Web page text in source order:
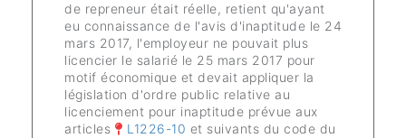
de repreneur était réelle, retient qu'ayant
eu connaissance de l'avis d'inaptitude le 24
mars 2017, l'employeur ne pouvait plus
licencier le salarié le 25 mars 2017 pour
motif économique et devait appliquer la
législation d'ordre public relative au
licenciement pour inaptitude prévue aux
articles
L1226-10 et suivants du code du